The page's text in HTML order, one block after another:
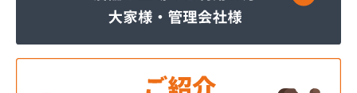
ホ－ムガス商事有限会社
ミライフ西日本株式会社 福岡店